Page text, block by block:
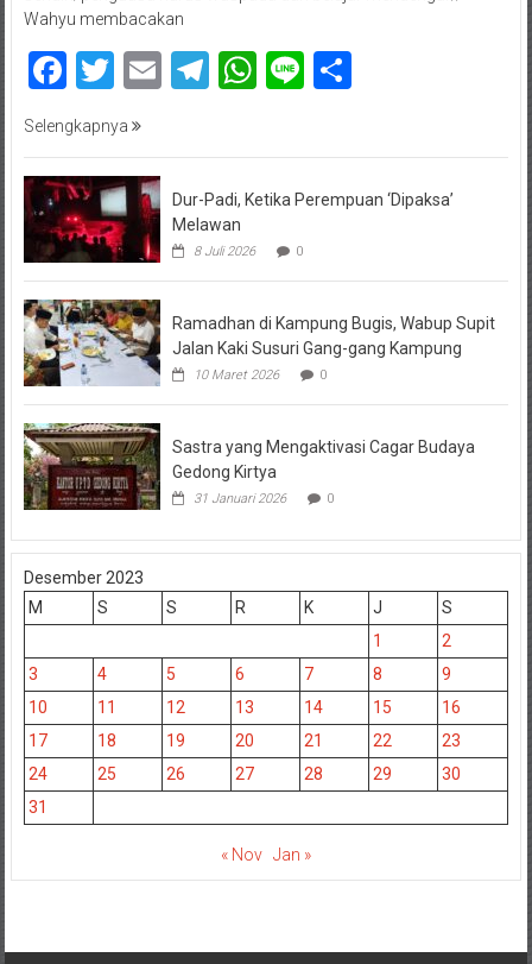
Wahyu membacakan
Facebook
Twitter
EmailTelegram
WhatsApp
LineShare
Selengkapnya
Dur-Padi, Ketika Perempuan ‘Dipaksa’
Melawan
8 Juli 2026 0
Ramadhan di Kampung Bugis, Wabup Supit
Jalan Kaki Susuri Gang-gang Kampung
10 Maret 2026 0
Sastra yang Mengaktivasi Cagar Budaya
Gedong Kirtya
31 Januari 2026 0
Desember 2023
M
S S R K J
S
1
2
3
4 5 6 7 8
9
10
11 12 13 14 15
16
17
18 19 20 21 22
23
24
25 26 27 28 29
30
31
« Nov Jan »